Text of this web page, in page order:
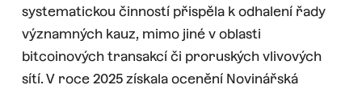
systematickou činností přispěla k odhalení řady
významných kauz, mimo jiné v oblasti
bitcoinových transakcí či proruských vlivových
sítí. V roce 2025 získala ocenění Novinářská